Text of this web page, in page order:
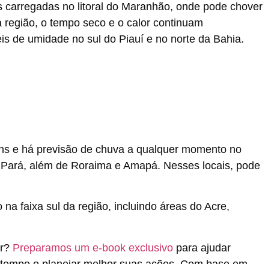
no litoral do Maranhão, onde pode chover
o tempo seco e o calor continuam
de umidade no sul do Piauí e no norte da Bahia.
e há previsão de chuva a qualquer momento no
além de Roraima e Amapá. Nesses locais, pode
faixa sul da região, incluindo áreas do Acre,
Preparamos um e-book exclusivo para ajudar